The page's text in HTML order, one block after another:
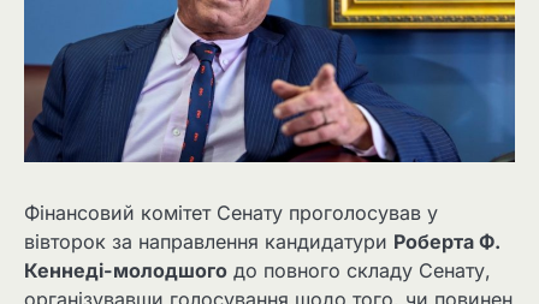
Фінансовий комітет Сенату проголосував у
вівторок за направлення кандидатури Роберта Ф.
Кеннеді-молодшого до повного складу Сенату,